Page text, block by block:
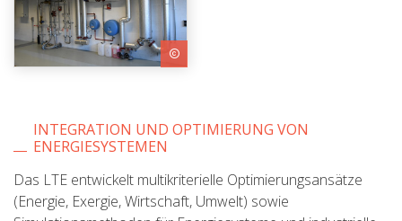
INTEGRATION UND OPTIMIERUNG VON
ENERGIESYSTEMEN
Das LTE entwickelt multikriterielle Optimierungsansätze
(Energie, Exergie, Wirtschaft, Umwelt) sowie